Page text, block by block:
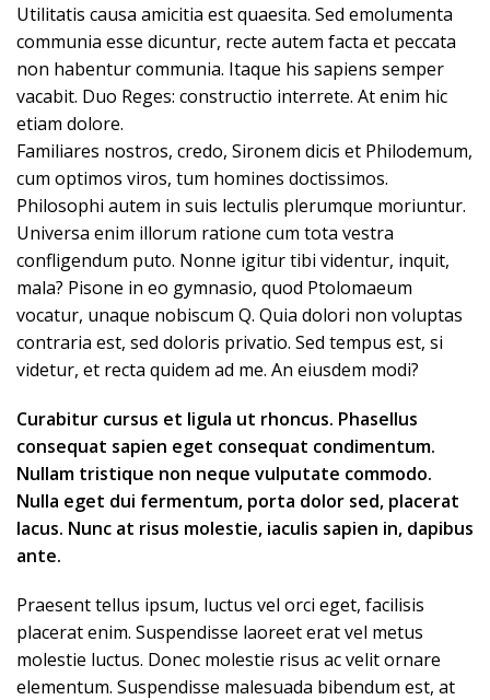
Utilitatis causa amicitia est quaesita. Sed emolumenta
communia esse dicuntur, recte autem facta et peccata
non habentur communia. Itaque his sapiens semper
vacabit. Duo Reges: constructio interrete. At enim hic
etiam dolore.
Familiares nostros, credo, Sironem dicis et Philodemum,
cum optimos viros, tum homines doctissimos.
Philosophi autem in suis lectulis plerumque moriuntur.
Universa enim illorum ratione cum tota vestra
confligendum puto. Nonne igitur tibi videntur, inquit,
mala? Pisone in eo gymnasio, quod Ptolomaeum
vocatur, unaque nobiscum Q. Quia dolori non voluptas
contraria est, sed doloris privatio. Sed tempus est, si
videtur, et recta quidem ad me. An eiusdem modi?
Curabitur cursus et ligula ut rhoncus. Phasellus
consequat sapien eget consequat condimentum.
Nullam tristique non neque vulputate commodo.
Nulla eget dui fermentum, porta dolor sed, placerat
lacus. Nunc at risus molestie, iaculis sapien in, dapibus
ante.
Praesent tellus ipsum, luctus vel orci eget, facilisis
placerat enim. Suspendisse laoreet erat vel metus
molestie luctus. Donec molestie risus ac velit ornare
elementum. Suspendisse malesuada bibendum est, at